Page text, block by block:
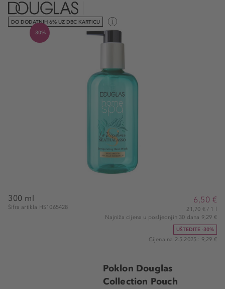
DO DODATNIH 6% UZ DBC KARTICU
-30%
300 ml
Šifra artikla HS1065428
6,50 €
21,70 € / 1 l
Najniža cijena u posljednjih 30 dana 9,29 €
UŠTEDITE -30%
Cijena na 2.5.2025.: 9,29 €
Poklon Douglas
Collection Pouch